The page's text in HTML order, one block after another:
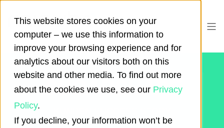
This website stores cookies on your
computer – we use this information to
improve your browsing experience and for
analytics about our visitors both on this
website and other media. To find out more
about the cookies we use, see our Privacy
Policy.
If you decline, your information won’t be
SUGARSHAPE